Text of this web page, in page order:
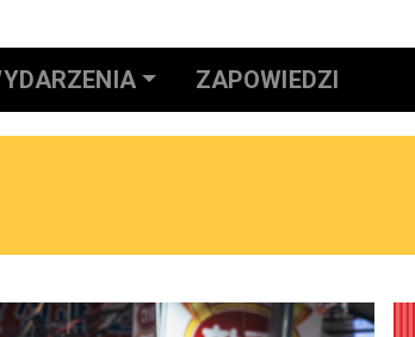
ZAPOWIEDZI